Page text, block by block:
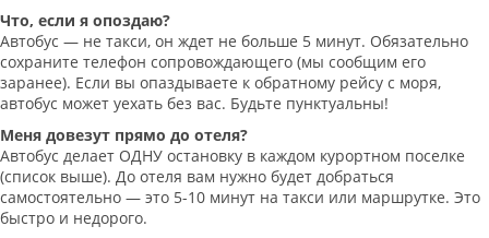
Что, если я опоздаю?
Автобус — не такси, он ждет не больше 5 минут. Обязательно
сохраните телефон сопровождающего (мы сообщим его
заранее). Если вы опаздываете к обратному рейсу с моря,
автобус может уехать без вас. Будьте пунктуальны!
Меня довезут прямо до отеля?
Автобус делает ОДНУ остановку в каждом курортном поселке
(список выше). До отеля вам нужно будет добраться
самостоятельно — это 5-10 минут на такси или маршрутке. Это
быстро и недорого.